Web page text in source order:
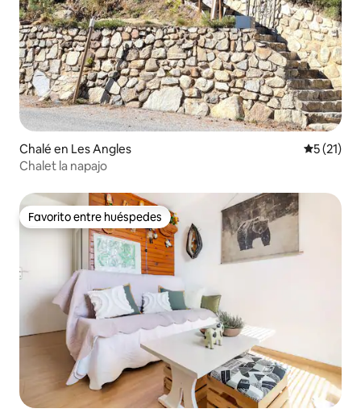
Chalé en Les Angles
5 (21)
Chalet la napajo
Favorito entre huéspedes
Favorito entre huéspedes